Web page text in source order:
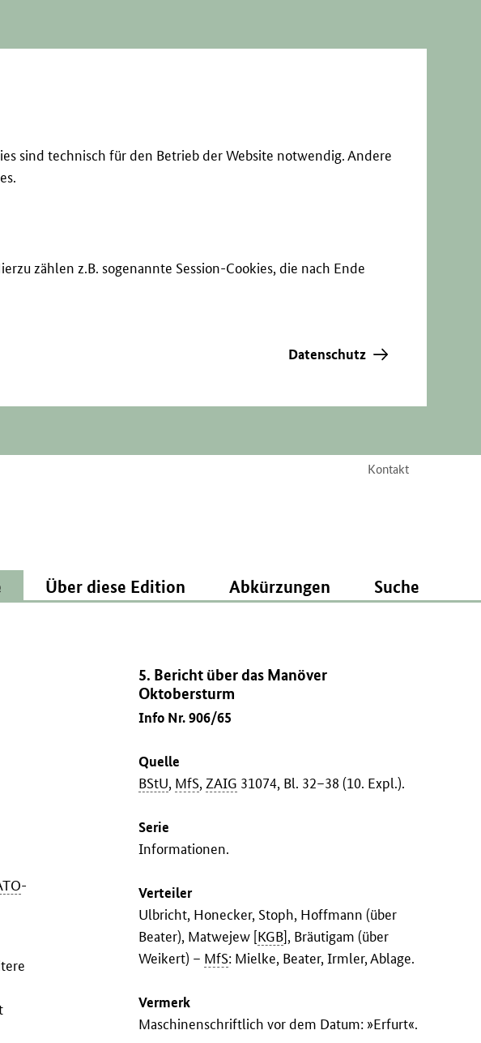
sind technisch für den Betrieb der Website notwendig. Andere
zählen z.B. sogenannte Session-Cookies, die nach Ende
Datenschutz
Kontakt
Über diese Edition Abkürzungen Suche
5. Bericht über das Manöver
Oktobersturm
Info Nr. 906/65
Quelle
BStU, MfS,ZAIG 31074, Bl. 32–38 (10. Expl.).
Serie
Informationen.
Verteiler
Ulbricht, Honecker, Stoph, Hoffmann (über
Beater), Matwejew [KGB], Bräutigam (über
Weikert) – MfS: Mielke, Beater, Irmler, Ablage.
Vermerk
Maschinenschriftlich vor dem Datum: »Erfurt«.
-